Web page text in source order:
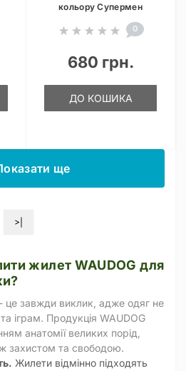
кольору Супермен
0
680 грн.
ДО КОШИКА
ще
>|
жилет WAUDOG для
це завжди виклик, адже одяг не
іграм. Продукція WAUDOG
анатомії великих порід,
захистом та свободою.
Жилети відмінно підходять